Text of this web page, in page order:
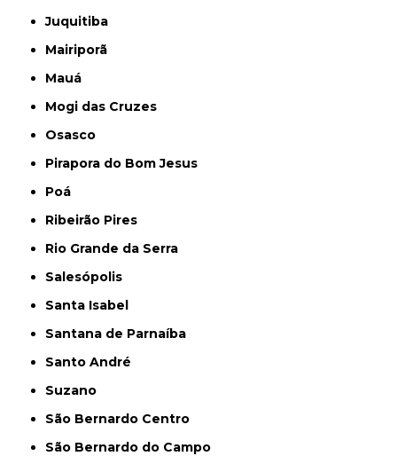
Juquitiba
Mairiporã
Mauá
Mogi das Cruzes
Osasco
Pirapora do Bom Jesus
Poá
Ribeirão Pires
Rio Grande da Serra
Salesópolis
Santa Isabel
Santana de Parnaíba
Santo André
Suzano
São Bernardo Centro
São Bernardo do Campo